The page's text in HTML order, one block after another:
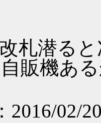
潜ると
販機あ
：2016/02/